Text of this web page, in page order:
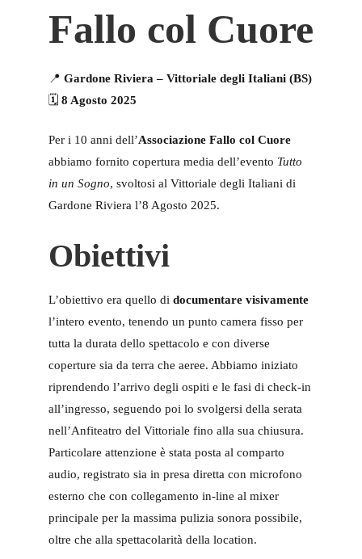
Fallo col Cuore
📍 Gardone Riviera – Vittoriale degli Italiani (BS)
🗓️ 8 Agosto 2025
Per i 10 anni dell’Associazione Fallo col Cuore
abbiamo fornito copertura media dell’evento Tutto
in un Sogno, svoltosi al Vittoriale degli Italiani di
Gardone Riviera l’8 Agosto 2025.
Obiettivi
L’obiettivo era quello di documentare visivamente
l’intero evento, tenendo un punto camera fisso per
tutta la durata dello spettacolo e con diverse
coperture sia da terra che aeree. Abbiamo iniziato
riprendendo l’arrivo degli ospiti e le fasi di check-in
all’ingresso, seguendo poi lo svolgersi della serata
nell’Anfiteatro del Vittoriale fino alla sua chiusura.
Particolare attenzione è stata posta al comparto
audio, registrato sia in presa diretta con microfono
esterno che con collegamento in-line al mixer
principale per la massima pulizia sonora possibile,
oltre che alla spettacolarità della location.